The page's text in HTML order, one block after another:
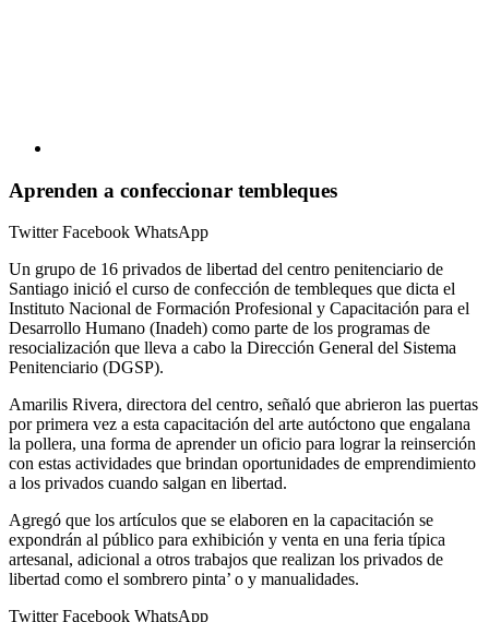
Aprenden a confeccionar tembleques
TwitterFacebook WhatsApp
Un grupo de 16 privados de libertad del centro penitenciario de
Santiago inició el curso de confección de tembleques que dicta el
Instituto Nacional de Formación Profesional y Capacitación para el
Desarrollo Humano (Inadeh) como parte de los programas de
resocialización que lleva a cabo la Dirección General del Sistema
Penitenciario (DGSP).
Amarilis Rivera, directora del centro, señaló que abrieron las puertas
por primera vez a esta capacitación del arte autóctono que engalana
la pollera, una forma de aprender un oficio para lograr la reinserción
con estas actividades que brindan oportunidades de emprendimiento
a los privados cuando salgan en libertad.
Agregó que los artículos que se elaboren en la capacitación se
expondrán al público para exhibición y venta en una feria típica
artesanal, adicional a otros trabajos que realizan los privados de
libertad como el sombrero pinta’ o y manualidades.
TwitterFacebook WhatsApp